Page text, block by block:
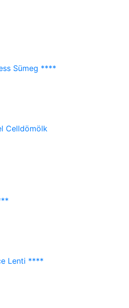
Sümeg ****
Celldömölk
Lenti ****